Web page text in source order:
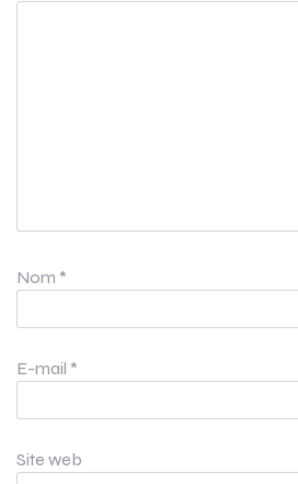
Nom *
E-mail *
Site web